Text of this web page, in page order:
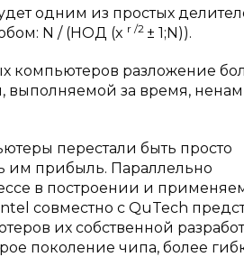
одним из простых
N / (НОД (x r /2 ± 1;N)).
компьютеров разложение
выполняемой за время,
перестали быть просто
им прибыль. Параллельно
в построении и
совместно с QuTech
их собственной
поколение чипа, более